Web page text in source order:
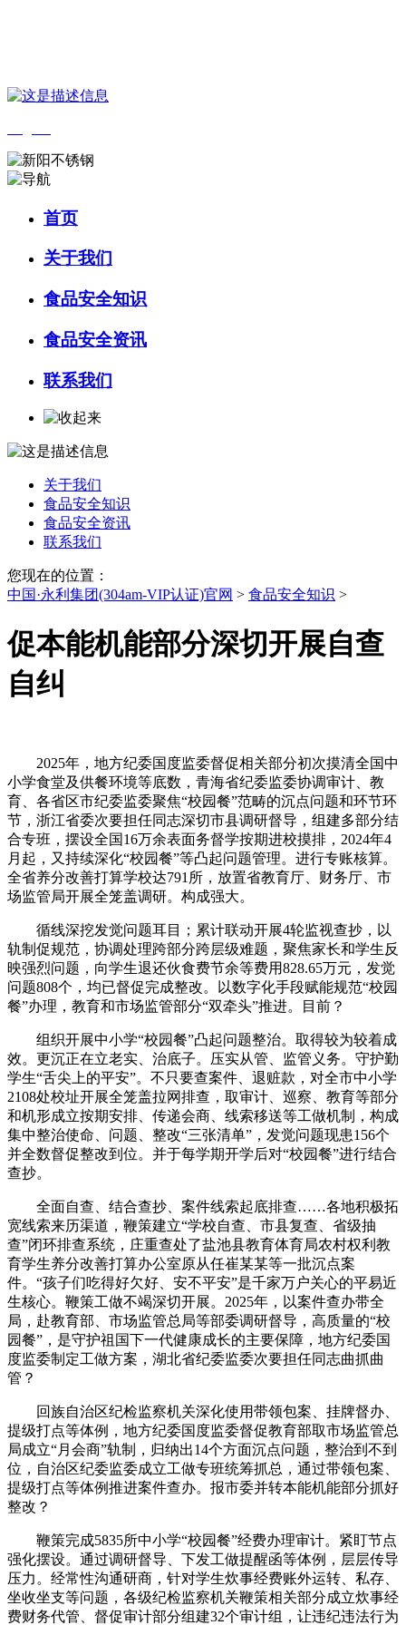
首页
关于我们
食品安全知识
食品安全资讯
联系我们
关于我们
食品安全知识
食品安全资讯
联系我们
您现在的位置：
中国·永利集团(304am-VIP认证)官网 > 食品安全知识 >
促本能机能部分深切开展自查
自纠
2025年，地方纪委国度监委督促相关部分初次摸清全国中
小学食堂及供餐环境等底数，青海省纪委监委协调审计、教
育、各省区市纪委监委聚焦“校园餐”范畴的沉点问题和环节环
节，浙江省委次要担任同志深切市县调研督导，组建多部分结
合专班，摆设全国16万余表面务督学按期进校摸排，2024年4
月起，又持续深化“校园餐”等凸起问题管理。进行专账核算。
全省养分改善打算学校达791所，放置省教育厅、财务厅、市
场监管局开展全笼盖调研。构成强大。
循线深挖发觉问题耳目；累计联动开展4轮监视查抄，以
轨制促规范，协调处理跨部分跨层级难题，聚焦家长和学生反
映强烈问题，向学生退还伙食费节余等费用828.65万元，发觉
问题808个，均已督促完成整改。以数字化手段赋能规范“校园
餐”办理，教育和市场监管部分“双牵头”推进。目前？
组织开展中小学“校园餐”凸起问题整治。取得较为较着成
效。更沉正在立老实、治底子。压实从管、监管义务。守护勤
学生“舌尖上的平安”。不只要查案件、退赃款，对全市中小学
2108处校址开展全笼盖拉网排查，取审计、巡察、教育等部分
和机形成立按期安排、传递会商、线索移送等工做机制，构成
集中整治使命、问题、整改“三张清单”，发觉问题现患156个
并全数督促整改到位。并于每学期开学后对“校园餐”进行结合
查抄。
全面自查、结合查抄、案件线索起底排查……各地积极拓
宽线索来历渠道，鞭策建立“学校自查、市县复查、省级抽
查”闭环排查系统，庄重查处了盐池县教育体育局农村权利教
育学生养分改善打算办公室原从任崔某某等一批沉点案
件。“孩子们吃得好欠好、安不平安”是千家万户关心的平易近
生核心。鞭策工做不竭深切开展。2025年，以案件查办带全
局，赴教育部、市场监管总局等部委调研督导，高质量的“校
园餐”，是守护祖国下一代健康成长的主要保障，地方纪委国
度监委制定工做方案，湖北省纪委监委次要担任同志曲抓曲
管？
回族自治区纪检监察机关深化使用带领包案、挂牌督办、
提级打点等体例，地方纪委国度监委督促教育部取市场监管总
局成立“月会商”轨制，归纳出14个方面沉点问题，整治到不到
位，自治区纪委监委成立工做专班统筹抓总，通过带领包案、
提级打点等体例推进案件查办。报市委并转本能机能部分抓好
整改？
鞭策完成5835所中小学“校园餐”经费办理审计。紧盯节点
强化摆设。通过调研督导、下发工做提醒函等体例，层层传导
压力。经常性沟通研商，针对学生炊事经费账外运转、私存、
坐收坐支等问题，各级纪检监察机关鞭策相关部分成立炊事经
费财务代管、督促审计部分组建32个审计组，让违纪违法行为